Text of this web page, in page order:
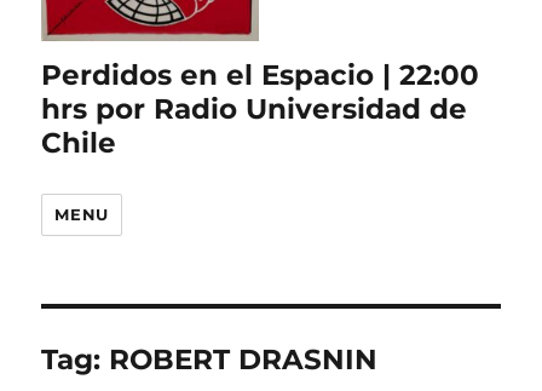
Perdidos en el Espacio | 22:00
hrs por Radio Universidad de
Chile
MENU
Tag: ROBERT DRASNIN